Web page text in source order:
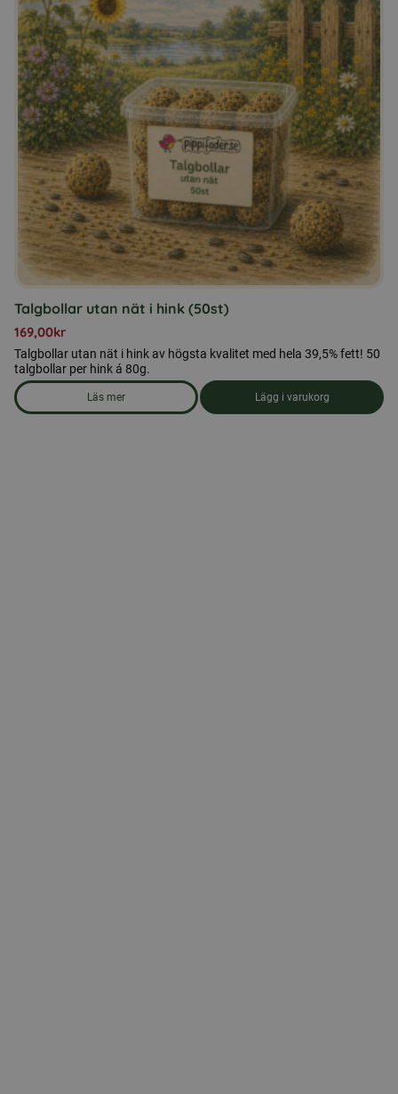
Talgbollar utan nät i hink (50st)
169,00kr
Talgbollar utan nät i hink av högsta kvalitet med hela 39,5% fett! 50
talgbollar per hink á 80g.
Läs mer
om produkten Talgbollar utan nät i hink (50st)
Lägg i varukorg